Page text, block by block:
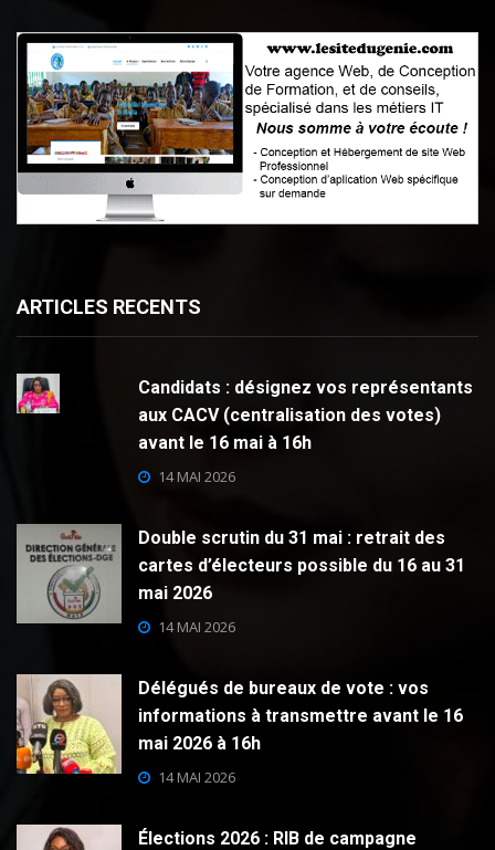
ARTICLES RECENTS
Candidats : désignez vos représentants
aux CACV (centralisation des votes)
avant le 16 mai à 16h
14 MAI 2026
Double scrutin du 31 mai : retrait des
cartes d’électeurs possible du 16 au 31
mai 2026
14 MAI 2026
Délégués de bureaux de vote : vos
informations à transmettre avant le 16
mai 2026 à 16h
14 MAI 2026
Élections 2026 : RIB de campagne